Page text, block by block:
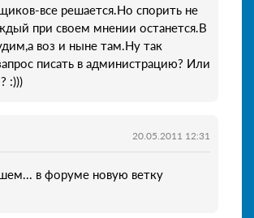
все решается.Но спорить не
при своем мнении останется.В
воз и ныне там.Ну так
писать в администрацию? Или
:)))
20.05.2011 12:31
в форуме новую ветку